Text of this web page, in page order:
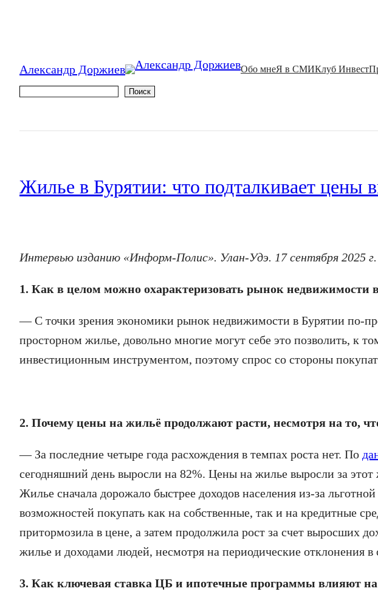
Александр Доржиев Обо мнеЯ в СМИКлуб
Поиск
Жилье в Бурятии: что подталкивает цены
Интервью изданию «Информ-Полис». Улан-Удэ. 17 сентября 2025 г.
1. Как в целом можно охарактеризовать рынок недвижимости
— С точки зрения экономики рынок недвижимости в Бурятии по-
просторном жилье, довольно многие могут себе это позволить, к
инвестиционным инструментом, поэтому спрос со стороны
2. Почему цены на жильё продолжают расти, несмотря на то,
— За последние четыре года расхождения в темпах роста нет. По
сегодняшний день выросли на 82%. Цены на жилье выросли за
Жилье сначала дорожало быстрее доходов населения из-за
возможностей покупать как на собственные, так и на кредитные
притормозила в цене, а затем продолжила рост за счет выросших
жилье и доходами людей, несмотря на периодические отклонения
3. Как ключевая ставка ЦБ и ипотечные программы влияют на